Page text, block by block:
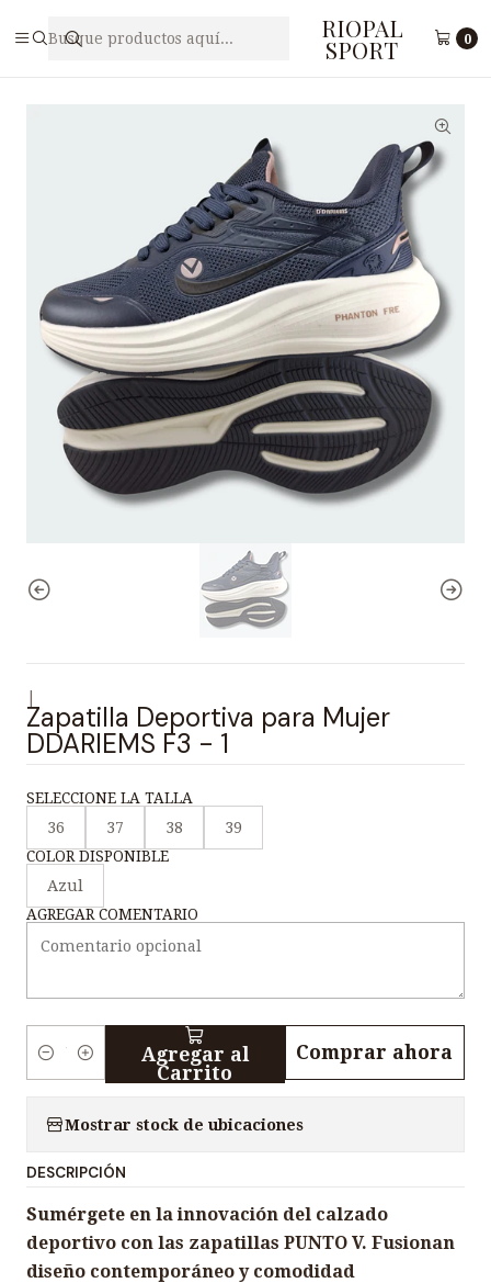
RIOPAL
SPORT 0
Zapatilla Deportiva para Mujer DDARIEMS F3 - 1
Zapatilla Deportiva para Mujer
DDARIEMS F3 - 1
SELECCIONE LA TALLA
36
37 38
39
COLOR DISPONIBLE
Azul
AGREGAR COMENTARIO
i
d
a
d
Agregar al
Carrito
Comprar ahora
Mostrar stock de ubicaciones
DESCRIPCIÓN
Sumérgete en la innovación del calzado
deportivo con las zapatillas PUNTO V. Fusionan
diseño contemporáneo y comodidad